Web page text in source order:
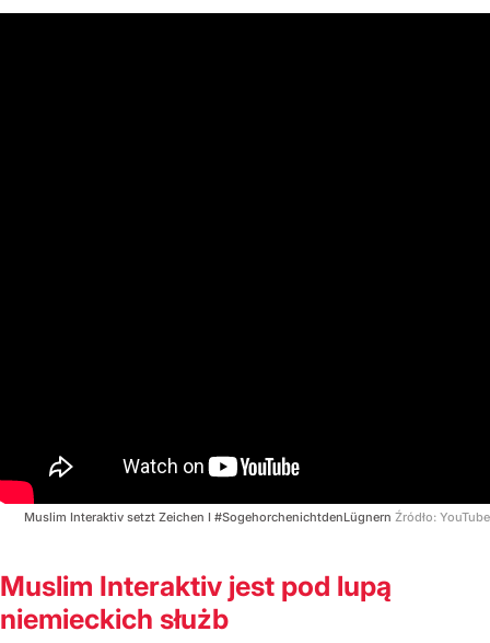
Muslim Interaktiv setzt Zeichen I #SogehorchenichtdenLügnern Źródło: YouTube
Muslim Interaktiv jest pod lupą
niemieckich służb